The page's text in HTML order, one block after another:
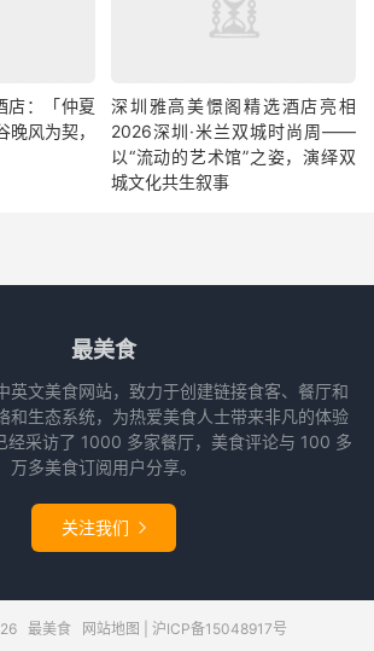
店：「仲夏
风为契，
深圳雅高美憬阁精选酒店亮相
2026深圳·米兰双城时尚周——
以“流动的艺术馆”之姿，演绎双
城文化共生叙事
最美食
英文美食网站，致力于创建链接食客、餐厅和
和生态系统，为热爱美食人士带来非凡的体验
经采访了 1000 多家餐厅，美食评论与 100 多
万多美食订阅用户分享。
关注我们 
最美食 网站地图 沪ICP备15048917号